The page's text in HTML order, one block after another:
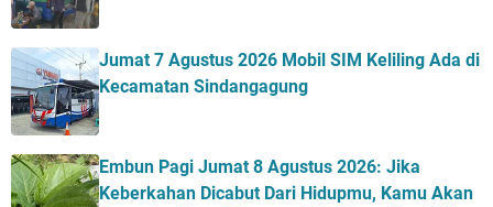
Jumat 7 Agustus 2026 Mobil SIM Keliling Ada di
Kecamatan Sindangagung
Embun Pagi Jumat 8 Agustus 2026: Jika
Keberkahan Dicabut Dari Hidupmu, Kamu Akan